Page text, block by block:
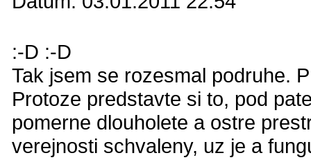
:-D :-D
Tak jsem se rozesmal podruhe.
Protoze predstavte si to, pod
pomerne dlouholete a ostre
verejnosti schvaleny, uz je a